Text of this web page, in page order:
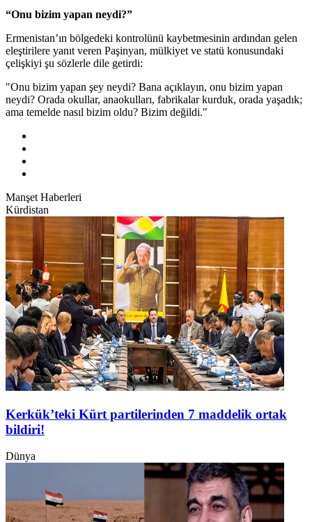
“Onu bizim yapan neydi?”
Ermenistan’ın bölgedeki kontrolünü kaybetmesinin ardından gelen
eleştirilere yanıt veren Paşinyan, mülkiyet ve statü konusundaki
çelişkiyi şu sözlerle dile getirdi:
"Onu bizim yapan şey neydi? Bana açıklayın, onu bizim yapan
neydi? Orada okullar, anaokulları, fabrikalar kurduk, orada yaşadık;
ama temelde nasıl bizim oldu? Bizim değildi."
Manşet Haberleri
Kürdistan
Kerkük’teki Kürt partilerinden 7 maddelik ortak
bildiri!
Dünya